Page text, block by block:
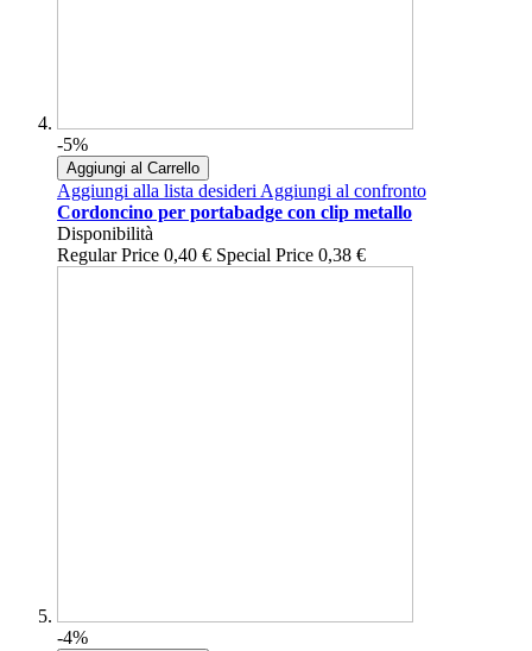
-5%
Aggiungi al Carrello
Aggiungi alla lista desideriAggiungi al confronto
Cordoncino per portabadge con clip metallo
Disponibilità
Regular Price 0,40 € Special Price 0,38 €
-4%